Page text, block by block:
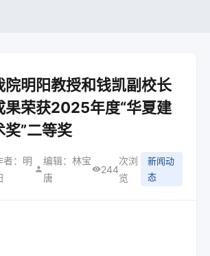
院明阳教授和钱凯副校长
果荣获2025年度“华夏建
奖”二等奖
者：明
编辑：林宝
唐
244
次浏
览
新闻动
态